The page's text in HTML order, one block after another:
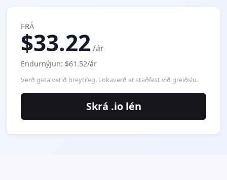
FRÁ
$33.22 /ár
Endurnýjun: $61.52/ár
Verð geta verið breytileg. Lokaverð er staðfest við greiðslu.
Skrá .io lén